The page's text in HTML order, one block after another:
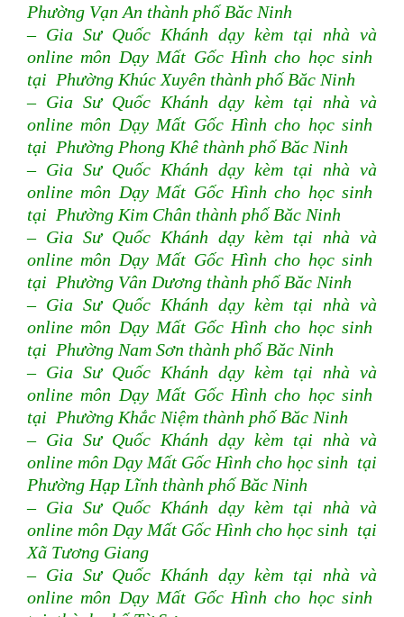
Phường Vạn An thành phố Băc Ninh
– Gia Sư Quốc Khánh dạy kèm tại nhà và
online môn Dạy Mất Gốc Hình cho học sinh
tại Phường Khúc Xuyên thành phố Băc Ninh
– Gia Sư Quốc Khánh dạy kèm tại nhà và
online môn Dạy Mất Gốc Hình cho học sinh
tại Phường Phong Khê thành phố Băc Ninh
– Gia Sư Quốc Khánh dạy kèm tại nhà và
online môn Dạy Mất Gốc Hình cho học sinh
tại Phường Kim Chân thành phố Băc Ninh
– Gia Sư Quốc Khánh dạy kèm tại nhà và
online môn Dạy Mất Gốc Hình cho học sinh
tại Phường Vân Dương thành phố Băc Ninh
– Gia Sư Quốc Khánh dạy kèm tại nhà và
online môn Dạy Mất Gốc Hình cho học sinh
tại Phường Nam Sơn thành phố Băc Ninh
– Gia Sư Quốc Khánh dạy kèm tại nhà và
online môn Dạy Mất Gốc Hình cho học sinh
tại Phường Khắc Niệm thành phố Băc Ninh
– Gia Sư Quốc Khánh dạy kèm tại nhà và
online môn Dạy Mất Gốc Hình cho học sinh tại
Phường Hạp Lĩnh thành phố Băc Ninh
– Gia Sư Quốc Khánh dạy kèm tại nhà và
online môn Dạy Mất Gốc Hình cho học sinh tại
Xã Tương Giang
– Gia Sư Quốc Khánh dạy kèm tại nhà và
online môn Dạy Mất Gốc Hình cho học sinh